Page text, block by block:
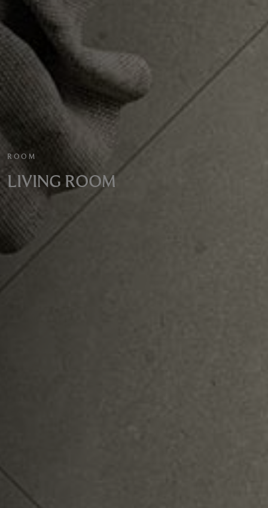
ROOM
LIVING ROOM